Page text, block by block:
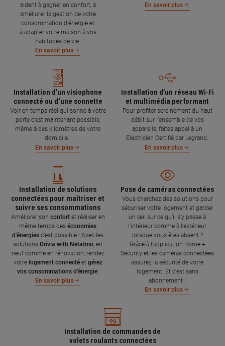
aident à gagner en confort, à
améliorer la gestion de votre
consommation d’énergie et
à adapter votre maison à vos
habitudes de vie.
En savoir plus
En savoir plus
Installation d’un visiophone
connecté ou d'une sonnette
Voir en temps réel qui sonne à votre
porte c’est maintenant possible,
même à des kilomètres de votre
domicile.
En savoir plus
Installation d’un réseau Wi-Fi
et multimédia performant
Pour profiter sereinement du haut
débit sur l’ensemble de vos
appareils, faites appel à un
Electricien Certifié par Legrand.
En savoir plus
Installation de solutions
connectées pour maîtriser et
suivre ses consommations
Améliorer son confort et réaliser en
même temps des économies
d’énergies c’est possible ! Avec les
solutions Drivia with Netatmo , en
neuf comme en rénovation, rendez
votre logement connecté et gérez
vos consommations d’énergie.
En savoir plus
Pose de caméras connectées
Vous cherchez des solutions pour
sécuriser votre logement et garder
un œil sur ce qu’il s’y passe à
l’intérieur comme à l’extérieur
lorsque vous êtes absent ?
Grâce à l'application Home +
Security et les caméras connectées
assurez la sécurité de votre
logement. Et c'est sans
abonnement !
En savoir plus
Installation de commandes de
volets roulants connectées